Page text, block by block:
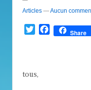
Articles —Aucun
TwitterFacebook
Share
tous,